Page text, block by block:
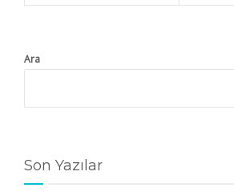
Ara
Son Yazılar